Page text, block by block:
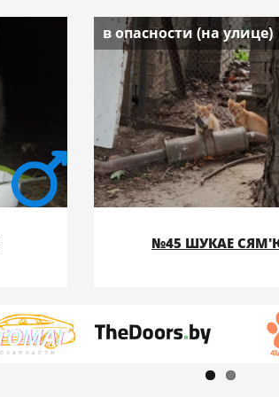
в опасности (на улице)
№45 ШУКАЕ